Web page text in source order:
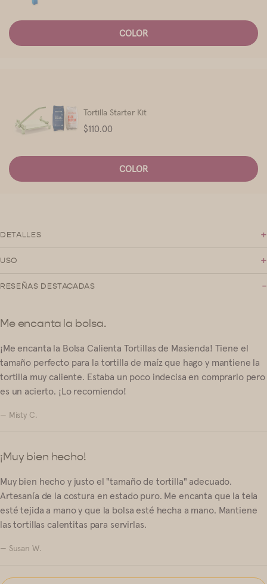
COLOR
Tortilla Starter Kit
Price
$110.00
COLOR
DETALLES +
USO +
RESEÑAS DESTACADAS -
Me encanta la bolsa.
¡Me encanta la Bolsa Calienta Tortillas de Masienda! Tiene el
tamaño perfecto para la tortilla de maíz que hago y mantiene la
tortilla muy caliente. Estaba un poco indecisa en comprarlo pero
es un acierto. ¡Lo recomiendo!
— Misty C.
¡Muy bien hecho!
Muy bien hecho y justo el "tamaño de tortilla" adecuado.
Artesanía de la costura en estado puro. Me encanta que la tela
esté tejida a mano y que la bolsa esté hecha a mano. Mantiene
las tortillas calentitas para servirlas.
— Susan W.